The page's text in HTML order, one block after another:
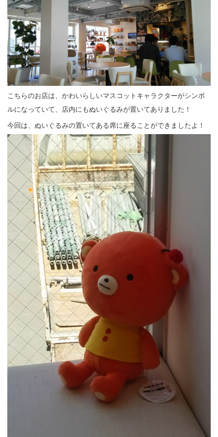
こちらのお店は、かわいらしいマスコットキャラクターがシンボ
ルになっていて、店内にもぬいぐるみが置いてありました！
今回は、ぬいぐるみの置いてある席に座ることができましたよ！